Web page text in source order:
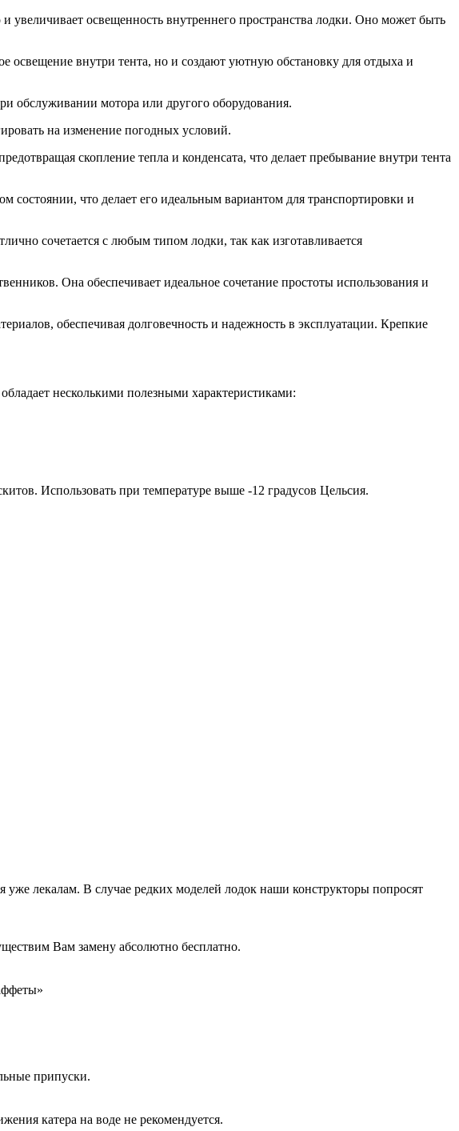
увеличивает освещенность внутреннего пространства лодки. Оно может быть
освещение внутри тента, но и создают уютную обстановку для отдыха и
обслуживании мотора или другого оборудования.
на изменение погодных условий.
скопление тепла и конденсата, что делает пребывание внутри тента
что делает его идеальным вариантом для транспортировки и
сочетается с любым типом лодки, так как изготавливается
Она обеспечивает идеальное сочетание простоты использования и
обеспечивая долговечность и надежность в эксплуатации. Крепкие
несколькими полезными характеристиками:
Использовать при температуре выше -12 градусов Цельсия.
лекалам. В случае редких моделей лодок наши конструкторы попросят
Вам замену абсолютно бесплатно.
припуски.
катера на воде не рекомендуется.